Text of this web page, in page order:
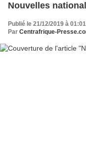
Nouvelles
Publié le 21/12/2019 à 01:01
Par Centrafrique-